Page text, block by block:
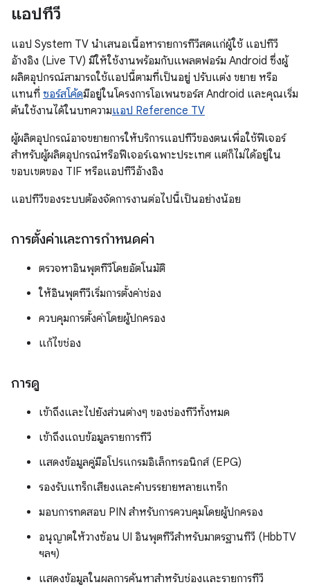
แอปทีวี
แอป System TV นำเสนอเนื้อหารายการทีวีสดแก่ผู้ใช้ แอปทีวี
อ้างอิง (Live TV) มีให้ใช้งานพร้อมกับแพลตฟอร์ม Android ซึ่งผู้
ผลิตอุปกรณ์สามารถใช้แอปนี้ตามที่เป็นอยู่ ปรับแต่ง ขยาย หรือ
แทนที่ ซอร์สโค้ดมีอยู่ในโครงการโอเพนซอร์ส Android และคุณเริ่ม
ต้นใช้งานได้ในบทความแอป Reference TV
ผู้ผลิตอุปกรณ์อาจขยายการให้บริการแอปทีวีของตนเพื่อใช้ฟีเจอร์
สำหรับผู้ผลิตอุปกรณ์หรือฟีเจอร์เฉพาะประเทศ แต่ก็ไม่ได้อยู่ใน
ขอบเขตของ TIF หรือแอปทีวีอ้างอิง
แอปทีวีของระบบต้องจัดการงานต่อไปนี้เป็นอย่างน้อย
การตั้งค่าและการกำหนดค่า
ตรวจหาอินพุตทีวีโดยอัตโนมัติ
ให้อินพุตทีวีเริ่มการตั้งค่าช่อง
ควบคุมการตั้งค่าโดยผู้ปกครอง
แก้ไขช่อง
การดู
เข้าถึงและไปยังส่วนต่างๆ ของช่องทีวีทั้งหมด
เข้าถึงแถบข้อมูลรายการทีวี
แสดงข้อมูลคู่มือโปรแกรมอิเล็กทรอนิกส์ (EPG)
รองรับแทร็กเสียงและคำบรรยายหลายแทร็ก
มอบการทดสอบ PIN สำหรับการควบคุมโดยผู้ปกครอง
อนุญาตให้วางซ้อน UI อินพุตทีวีสำหรับมาตรฐานทีวี (HbbTV
ฯลฯ)
แสดงข้อมูลในผลการค้นหาสำหรับช่องและรายการทีวี